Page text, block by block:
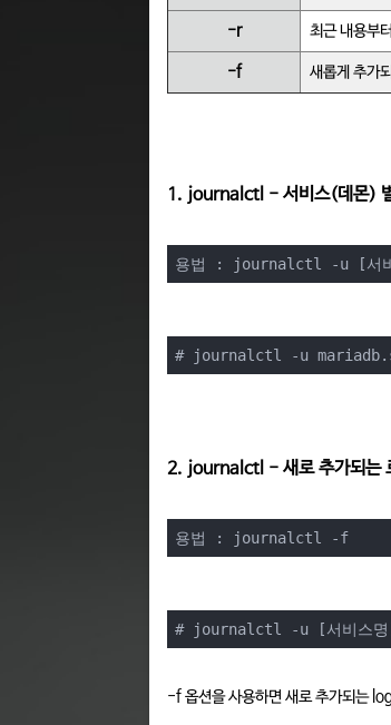
-r 최근 내용부
-f 새롭게 추가
1. journalctl - 서비스(데몬)
용법 : journalctl -u [서
# journalctl -u
2. journalctl - 새로 추가되는
용법 : journalctl -f
# journalctl -u [서비스
-f 옵션을 사용하면 새로 추가되는